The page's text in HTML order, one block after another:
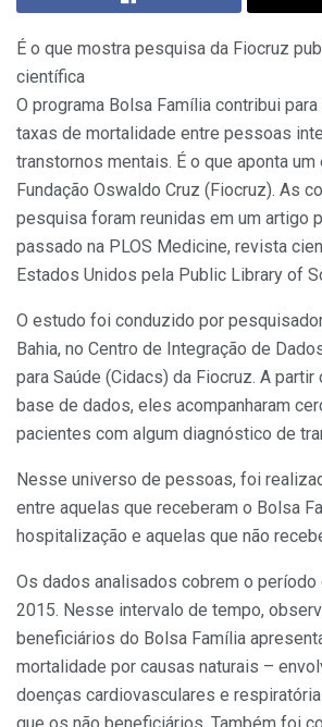
É o que mostra pesquisa da Fiocruz
científica
O programa Bolsa Família contribui
taxas de mortalidade entre pessoas
transtornos mentais. É o que aponta
Fundação Oswaldo Cruz (Fiocruz). As
pesquisa foram reunidas em um artigo
passado na PLOS Medicine, revista
Estados Unidos pela Public Library of
O estudo foi conduzido por
Bahia, no Centro de Integração de
para Saúde (Cidacs) da Fiocruz. A partir
base de dados, eles acompanharam
pacientes com algum diagnóstico de
Nesse universo de pessoas, foi
entre aquelas que receberam o Bolsa
hospitalização e aquelas que não
Os dados analisados cobrem o período
2015. Nesse intervalo de tempo,
beneficiários do Bolsa Família
mortalidade por causas naturais –
doenças cardiovasculares e